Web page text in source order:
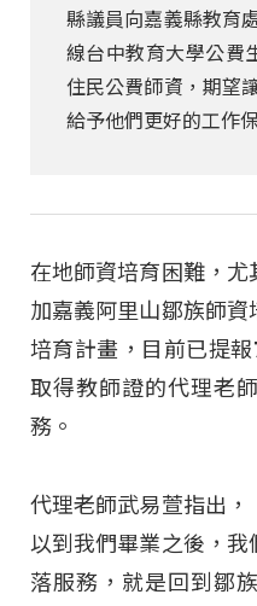
縣議員向嘉義縣教育
線台中教育大學公費
住民公費師資，期望
給予他們更好的工作
在地師資培育困難，
加嘉義阿里山鄒族師
培育計畫，目前已提
取得教師證的代理老
務。
代理老師武易萱指出
以到我們畢業之後，
落服務，就是回到鄒